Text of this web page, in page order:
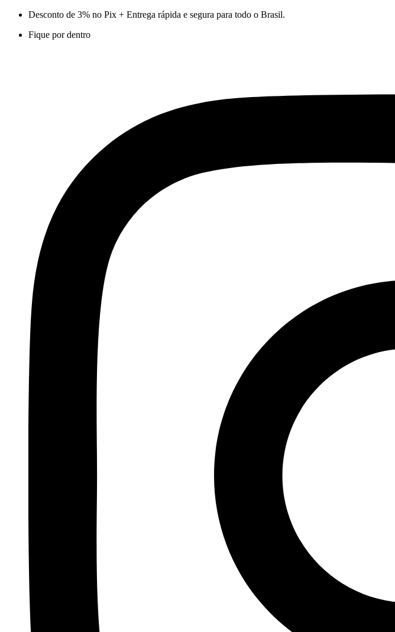
Desconto de 3% no Pix + Entrega rápida e segura para todo o Brasil.
Fique por dentro